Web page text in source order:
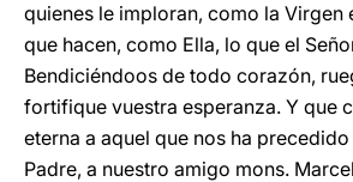
quienes le imploran, como la Virgen
que hacen, como Ella, lo que el
Bendiciéndoos de todo corazón,
fortifique vuestra esperanza. Y que
eterna a aquel que nos ha
Padre, a nuestro amigo mons.